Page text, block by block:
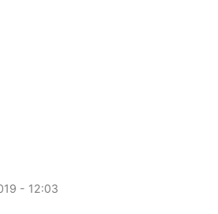
- 12:03